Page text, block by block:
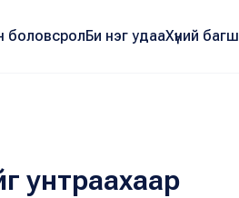
боловсролБи нэг удааХүний багш
унтраахаар